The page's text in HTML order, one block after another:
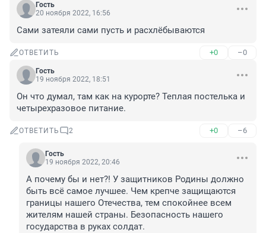
Гость
20 ноября 2022, 16:56
Сами затеяли сами пусть и расхлёбываются
ОТВЕТИТЬ +0 –0
Гость
19 ноября 2022, 18:51
Он что думал, там как на курорте? Теплая постелька и
четырехразовое питание.
ОТВЕТИТЬ 2 +0 –6
Гость
19 ноября 2022, 20:46
А почему бы и нет?! У защитников Родины должно
быть всё самое лучшее. Чем крепче защищаются
границы нашего Отечества, тем спокойнее всем
жителям нашей страны. Безопасность нашего
государства в руках солдат.